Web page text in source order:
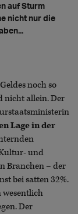
auf Sturm
nicht nur die
noch so
nicht allein. Der
Lage in der
und
Branchen – der
bei satten 32%.
wesentlich
Der